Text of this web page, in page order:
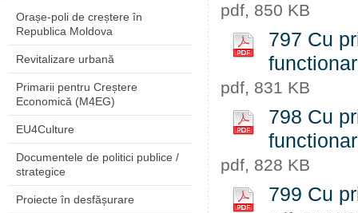
Orașe-poli de creștere în
Republica Moldova
Revitalizare urbană
Primarii pentru Creștere
Economică (M4EG)
EU4Culture
Documentele de politici publice /
strategice
Proiecte în desfășurare
pdf, 850 KB
797 Cu
pdf, 831 KB
798 Cu
pdf, 828 KB
799 Cu